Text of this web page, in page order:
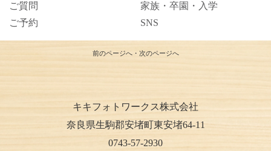
ご質問
ご予約
家族・卒園・入学
SNS
前のページへ・ 次のページへ
キキフォトワークス株式会社
奈良県生駒郡安堵町東安堵64-11
0743-57-2930